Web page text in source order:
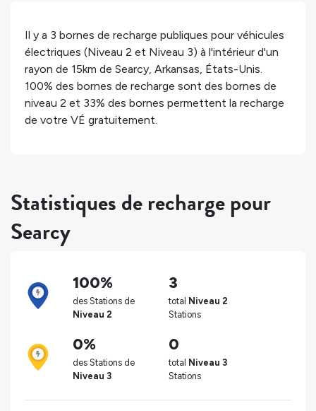
Il y a 3 bornes de recharge publiques pour véhicules
électriques (Niveau 2 et Niveau 3) à l'intérieur d'un
rayon de 15km de Searcy, Arkansas, États-Unis.
100% des bornes de recharge sont des bornes de
niveau 2 et 33% des bornes permettent la recharge
de votre VÉ gratuitement.
Statistiques de recharge pour
Searcy
100%
des Stations de
Niveau 2
3
total Niveau 2
Stations
0%
des Stations de
Niveau 3
0
total Niveau 3
Stations